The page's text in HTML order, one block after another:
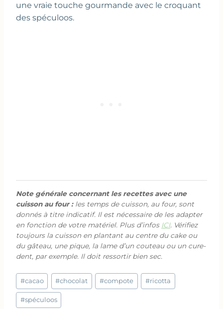
une vraie touche gourmande avec le croquant
des spéculoos.
Note générale concernant les recettes avec une
cuisson au four :les temps de cuisson, au four, sont
donnés à titre indicatif. Il est nécessaire de les adapter
en fonction de votre matériel. Plus d’infos ICI. Vérifiez
toujours la cuisson en plantant au centre du cake ou
du gâteau, une pique, la lame d’un couteau ou un cure-
dent, par exemple. Il doit ressortir bien sec.
Étiquettes
de
la
#cacao #chocolat #compote #ricotta
#spéculoos